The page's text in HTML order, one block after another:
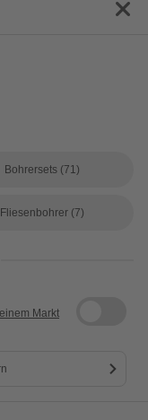
Bohrersets (71)
Fliesenbohrer (7)
Markt